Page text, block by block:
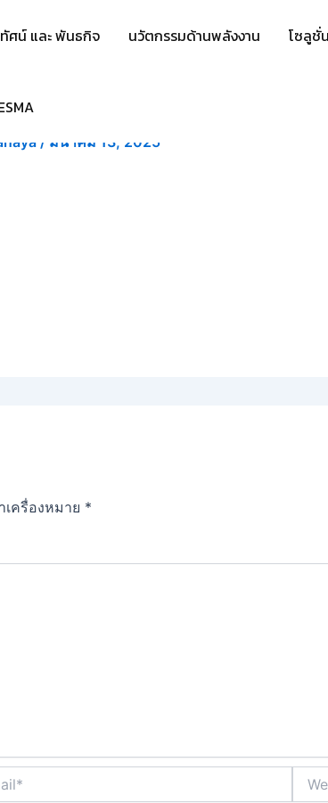
ศน์ และ พันธกิจ นวัตกรรมด้านพลังงาน โซลูชั่
/ มีนาคม 13, 2025
ครื่องหมาย *